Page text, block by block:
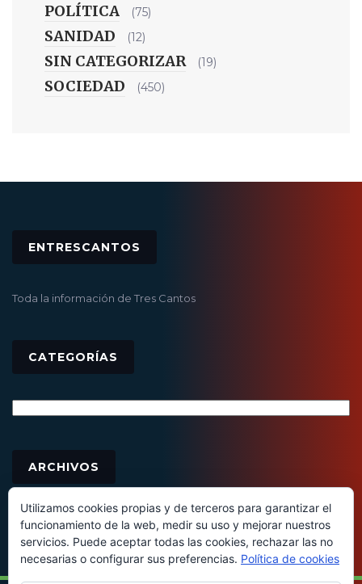
POLÍTICA (75)
SANIDAD (12)
SIN CATEGORIZAR (19)
SOCIEDAD (450)
ENTRESCANTOS
Toda la información de Tres Cantos
CATEGORÍAS
ARCHIVOS
Utilizamos cookies propias y de terceros para garantizar el
funcionamiento de la web, medir su uso y mejorar nuestros
servicios. Puede aceptar todas las cookies, rechazar las no
necesarias o configurar sus preferencias. Política de cookies